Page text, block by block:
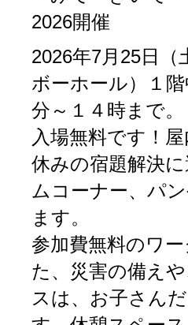
2026開催
2026年7月25日
ボーホール）１
分～１４時まで。
入場無料です！
休みの宿題解決
ムコーナー、パ
ます。
参加費無料のワ
た、災害の備え
スは、お子さん